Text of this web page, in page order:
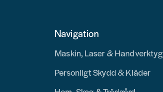
Navigation
Maskin, Laser & Handverktyg
Personligt Skydd & Kläder